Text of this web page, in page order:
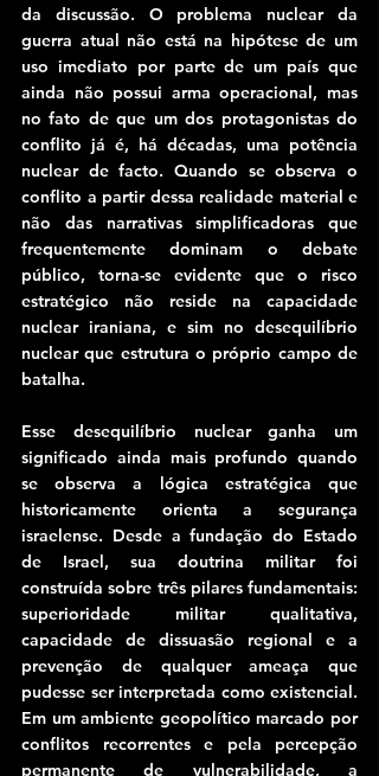
da discussão. O problema nuclear da
guerra atual não está na hipótese de um
uso imediato por parte de um país que
ainda não possui arma operacional, mas
no fato de que um dos protagonistas do
conflito já é, há décadas, uma potência
nuclear de facto. Quando se observa o
conflito a partir dessa realidade material e
não das narrativas simplificadoras que
frequentemente dominam o debate
público, torna-se evidente que o risco
estratégico não reside na capacidade
nuclear iraniana, e sim no desequilíbrio
nuclear que estrutura o próprio campo de
batalha.
Esse desequilíbrio nuclear ganha um
significado ainda mais profundo quando
se observa a lógica estratégica que
historicamente orienta a segurança
israelense. Desde a fundação do Estado
de Israel, sua doutrina militar foi
construída sobre três pilares fundamentais:
superioridade militar qualitativa,
capacidade de dissuasão regional e a
prevenção de qualquer ameaça que
pudesse ser interpretada como existencial.
Em um ambiente geopolítico marcado por
conflitos recorrentes e pela percepção
permanente de vulnerabilidade, a